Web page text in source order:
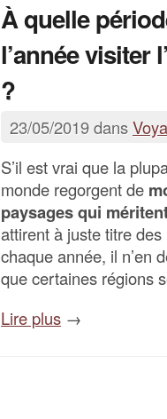
À quelle
l’année visiter
?
23/05/2019 dans
S’il est vrai que la
monde regorgent de
paysages qui
attirent à juste titre
chaque année, il n’en
que certaines régions
Lire plus →